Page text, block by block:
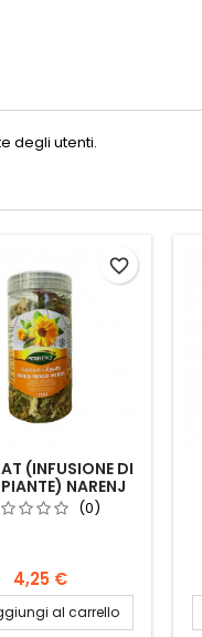
degli utenti.
(INFUSIONE DI
NARENJ
65G
(0)
4,25 €
al carrello
favorite_border